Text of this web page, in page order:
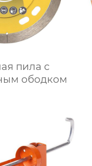
пила с
ободком